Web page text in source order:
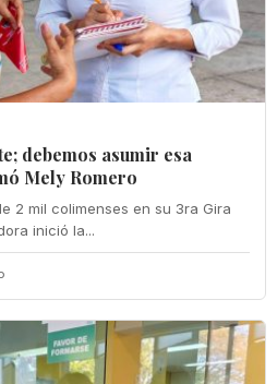
debemos asumir esa
Mely Romero
2 mil colimenses en su 3ra Gira
inició la...